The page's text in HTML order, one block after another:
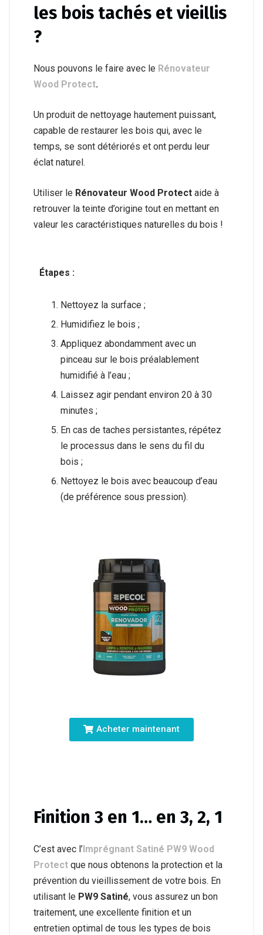
les bois tachés et vieillis
?
Nous pouvons le faire avec le Rénovateur
Wood Protect.
Un produit de nettoyage hautement puissant,
capable de restaurer les bois qui, avec le
temps, se sont détériorés et ont perdu leur
éclat naturel.
Utiliser le Rénovateur Wood Protect aide à
retrouver la teinte d’origine tout en mettant en
valeur les caractéristiques naturelles du bois !
Étapes :
Nettoyez la surface ;
Humidifiez le bois ;
Appliquez abondamment avec un
pinceau sur le bois préalablement
humidifié à l’eau ;
Laissez agir pendant environ 20 à 30
minutes ;
En cas de taches persistantes, répétez
le processus dans le sens du fil du
bois ;
Nettoyez le bois avec beaucoup d’eau
(de préférence sous pression).
Acheter maintenant
Finition 3 en 1… en 3, 2, 1
C’est avec l’ Imprégnant Satiné PW9 Wood
Protect que nous obtenons la protection et la
prévention du vieillissement de votre bois. En
utilisant le PW9 Satiné, vous assurez un bon
traitement, une excellente finition et un
entretien optimal de tous les types de bois